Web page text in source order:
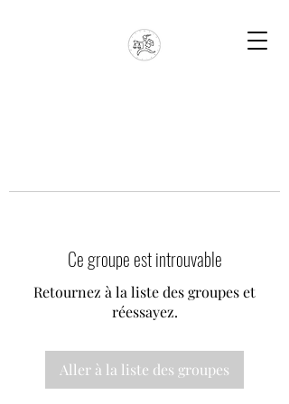
Ce groupe est introuvable
Retournez à la liste des groupes et
réessayez.
Aller à la liste des groupes